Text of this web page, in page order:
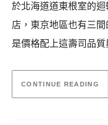
於北海道道東根室的
店，東京地區也有三
是價格配上這壽司品
CONTINUE READING